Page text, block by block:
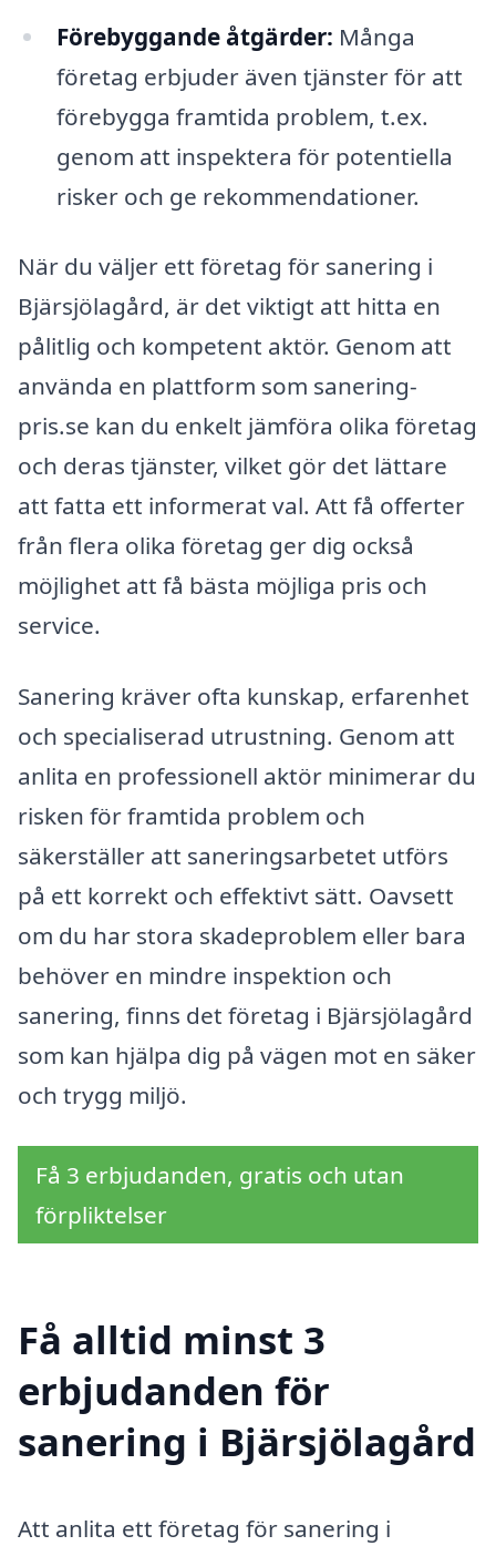
Förebyggande åtgärder: Många
företag erbjuder även tjänster för att
förebygga framtida problem, t.ex.
genom att inspektera för potentiella
risker och ge rekommendationer.
När du väljer ett företag för sanering i
Bjärsjölagård, är det viktigt att hitta en
pålitlig och kompetent aktör. Genom att
använda en plattform som sanering-
pris.se kan du enkelt jämföra olika företag
och deras tjänster, vilket gör det lättare
att fatta ett informerat val. Att få offerter
från flera olika företag ger dig också
möjlighet att få bästa möjliga pris och
service.
Sanering kräver ofta kunskap, erfarenhet
och specialiserad utrustning. Genom att
anlita en professionell aktör minimerar du
risken för framtida problem och
säkerställer att saneringsarbetet utförs
på ett korrekt och effektivt sätt. Oavsett
om du har stora skadeproblem eller bara
behöver en mindre inspektion och
sanering, finns det företag i Bjärsjölagård
som kan hjälpa dig på vägen mot en säker
och trygg miljö.
Få 3 erbjudanden, gratis och utan
förpliktelser
Få alltid minst 3
erbjudanden för
sanering i Bjärsjölagård
Att anlita ett företag för sanering i